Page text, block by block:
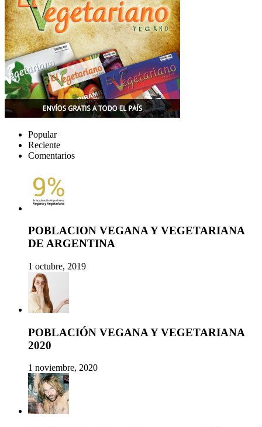
Popular
Reciente
Comentarios
POBLACION VEGANA Y VEGETARIANA
DE ARGENTINA
1 octubre, 2019
POBLACIÓN VEGANA Y VEGETARIANA
2020
1 noviembre, 2020